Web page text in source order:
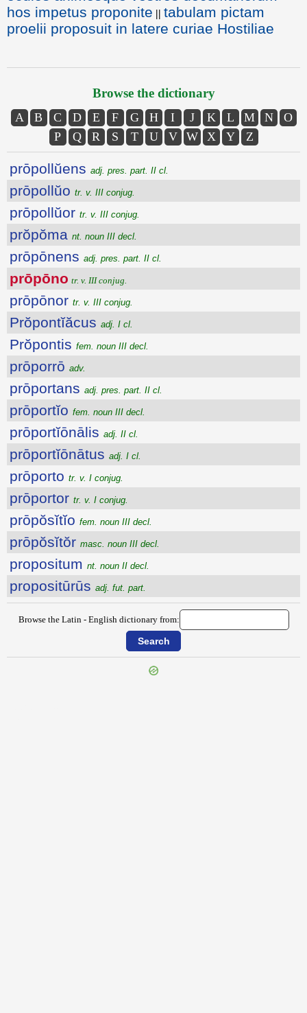
hos impetus proponite || tabulam pictam
proelii proposuit in latere curiae Hostiliae
Browse the dictionary
A B C D E F G H I J K L M N
O
P
Q R S T U V W X Y Z
prōpollŭens adj. pres. part. II cl.
prōpollŭo tr. v. III conjug.
prōpollŭor tr. v. III conjug.
prŏpŏma nt. noun III decl.
prōpōnens adj. pres. part. II cl.
prōpōno tr. v. III conjug.
prōpōnor tr. v. III conjug.
Prŏpontĭăcus adj. I cl.
Prŏpontis fem. noun III decl.
prōporrō adv.
prōportans adj. pres. part. II cl.
prōportĭo fem. noun III decl.
prōportĭōnālis adj. II cl.
prōportĭōnātus adj. I cl.
prōporto tr. v. I conjug.
prōportor tr. v. I conjug.
prōpŏsĭtĭo fem. noun III decl.
prōpŏsĭtŏr masc. noun III decl.
propositum nt. noun II decl.
propositūrūs adj. fut. part.
Browse the Latin - English dictionary from: